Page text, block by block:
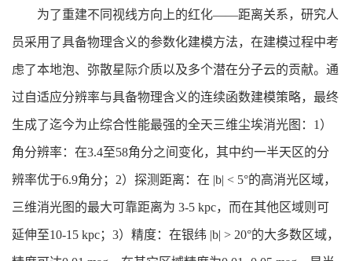
为了重建不同视线方向上的红化——距离关系，研究人
员采用了具备物理含义的参数化建模方法，在建模过程中考
虑了本地泡、弥散星际介质以及多个潜在分子云的贡献。通
过自适应分辨率与具备物理含义的连续函数建模策略，最终
生成了迄今为止综合性能最强的全天三维尘埃消光图：1）
角分辨率：在3.4至58角分之间变化，其中约一半天区的分
辨率优于6.9角分；2）探测距离：在 |b| < 5°的高消光区域，
三维消光图的最大可靠距离为 3-5 kpc，而在其他区域则可
延伸至10-15 kpc；3）精度：在银纬 |b| > 20°的大多数区域，